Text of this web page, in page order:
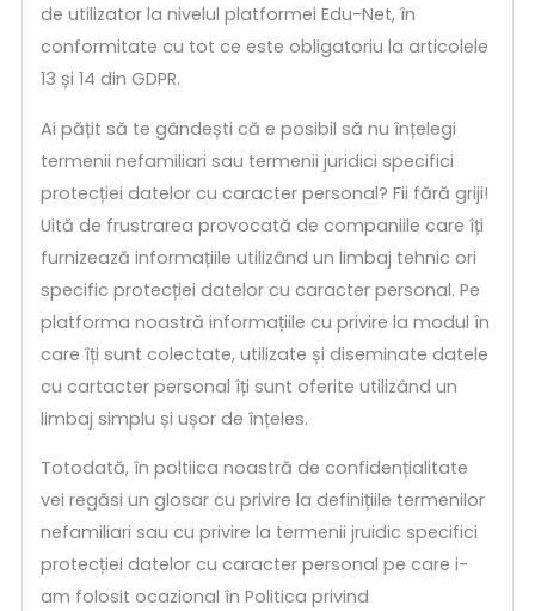
de utilizator la nivelul platformei Edu-Net, în
conformitate cu tot ce este obligatoriu la articolele
13 și 14 din GDPR.
Ai pățit să te gândești că e posibil să nu înțelegi
termenii nefamiliari sau termenii juridici specifici
protecției datelor cu caracter personal? Fii fără griji!
Uită de frustrarea provocată de companiile care îți
furnizează informațiile utilizând un limbaj tehnic ori
specific protecției datelor cu caracter personal. Pe
platforma noastră informațiile cu privire la modul în
care îți sunt colectate, utilizate și diseminate datele
cu cartacter personal îți sunt oferite utilizând un
limbaj simplu și ușor de înțeles.
Totodată, în poltiica noastră de confidențialitate
vei regăsi un glosar cu privire la definițiile termenilor
nefamiliari sau cu privire la termenii jruidic specifici
protecției datelor cu caracter personal pe care i-
am folosit ocazional în Politica privind